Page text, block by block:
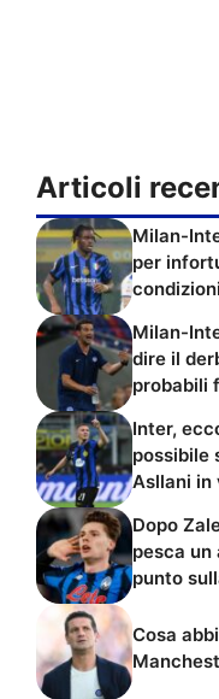
Articoli
Milan-
per
Milan-
dire il
probabili
Inter,
possibile
Asllani in
Dopo
pesca
punto
Cosa